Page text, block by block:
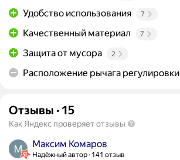
Удобство использования 7
Качественный материал 7
Защита от мусора 2
Расположение рычага регулировки
Отзывы · 15
Как Яндекс проверяет отзывы
Максим Комаров
Надёжный автор 141 отзыв